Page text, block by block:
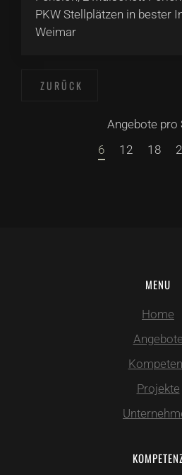
PKW Stellplätzen in bester
Weimar
ZURÜCK
Angebote pro
6
12 18
MENU
Home
Angebote
Projekte